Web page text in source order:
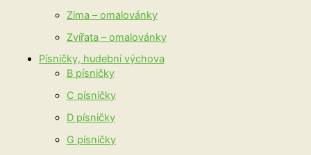
Zima – omalovánky
Zvířata – omalovánky
Písničky, hudební výchova
B písničky
C písničky
D písničky
G písničky